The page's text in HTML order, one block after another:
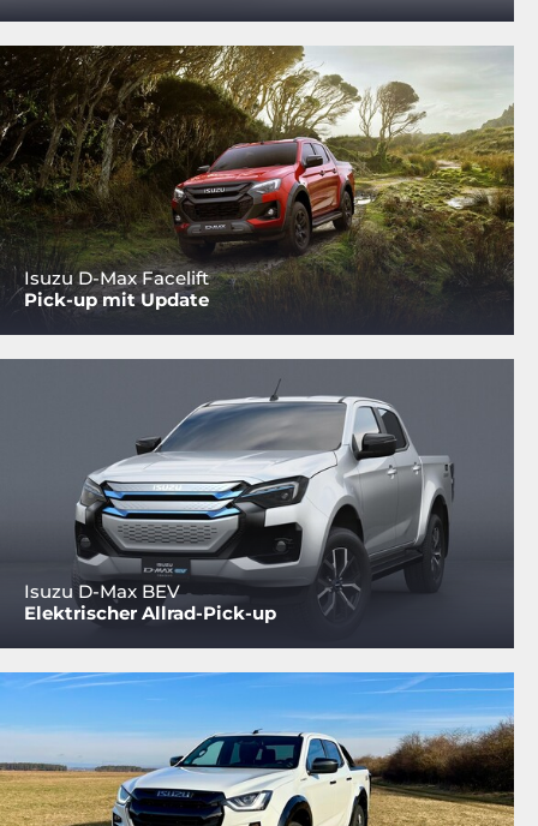
Isuzu D-Max Facelift
Pick-up mit Update
Isuzu D-Max BEV
Elektrischer Allrad-Pick-up